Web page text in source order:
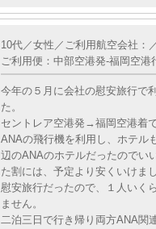
10代／女性／ご利用航空会社：
ご利用便：中部空港発-福岡空港
今年の５月に会社の慰安旅行で
た。
セントレア空港発→福岡空港着で
ANAの飛行機を利用し、ホテル
辺のANAのホテルだったのでい
た割には、予定より安くいけまし
慰安旅行だったので、１人いく
ません。
二泊三日で行き帰り両方ANA関